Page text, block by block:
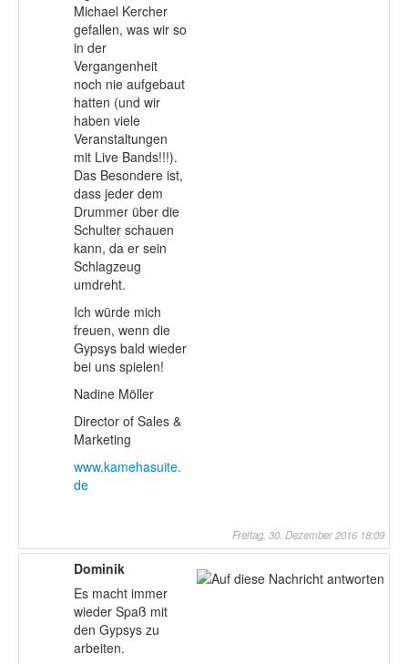
Michael Kercher
gefallen, was wir so
in der
Vergangenheit
noch nie aufgebaut
hatten (und wir
haben viele
Veranstaltungen
mit Live Bands!!!).
Das Besondere ist,
dass jeder dem
Drummer über die
Schulter schauen
kann, da er sein
Schlagzeug
umdreht.
Ich würde mich
freuen, wenn die
Gypsys bald wieder
bei uns spielen!
Nadine Möller
Director of Sales &
Marketing
www.kamehasuite.
de
Freitag, 30. Dezember 2016 18:09
Dominik
Es macht immer
wieder Spaß mit
den Gypsys zu
arbeiten.